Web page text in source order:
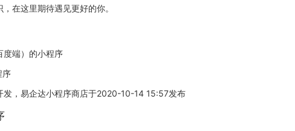
在这里期待遇见更好的你。
度端）的小程序
序
发，易企达小程序商店于2020-10-14 15:57发布